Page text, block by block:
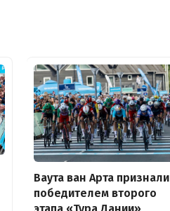
Ваута ван Арта признали
победителем второго
этапа «Тура Дании»